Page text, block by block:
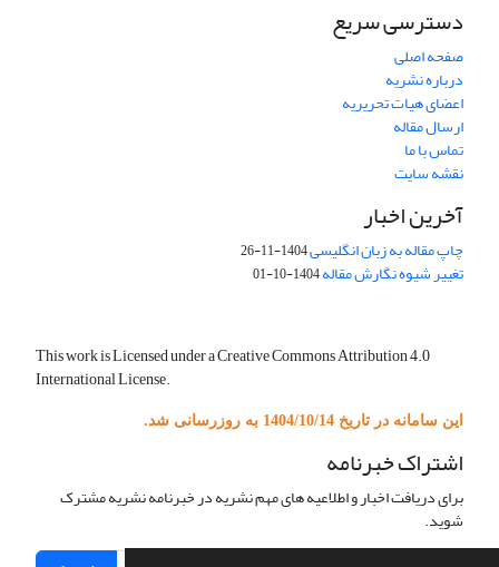
دسترسی سریع
صفحه اصلی
درباره نشریه
اعضای هیات تحریریه
ارسال مقاله
تماس با ما
نقشه سایت
آخرین اخبار
چاپ مقاله به زبان انگلیسی1404-11-26
تغییر شیوه نگارش مقاله1404-10-01
This work is Licensed under a Creative Commons Attribution 4.0
International License.
این سامانه در تاریخ 1404/10/14 به روزرسانی شد.
اشتراک خبرنامه
برای دریافت اخبار و اطلاعیه های مهم نشریه در خبرنامه نشریه مشترک
شوید.